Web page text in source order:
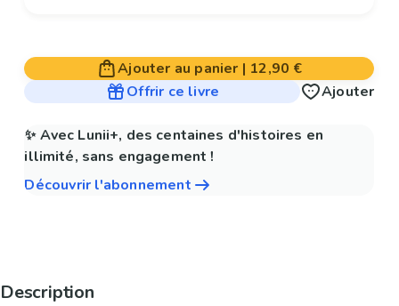
Ajouter au panier | 12,90 €
Offrir ce livre
Ajouter
✨ Avec Lunii+, des centaines d'histoires en
illimité, sans engagement !
Découvrir l'abonnement
Description